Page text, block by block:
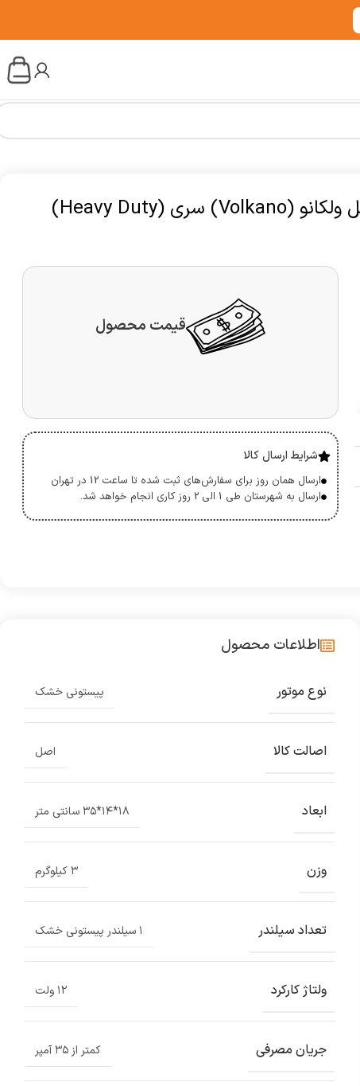
کمپرسور باد 98 لیتر تک سیلندر قابل حمل ولکانو (Volkano) سری (Heavy Duty)
قیمت محصول
شرایط ارسال کالا
ارسال همان روز برای سفارش‌های ثبت شده تا ساعت 12 در تهران
ارسال به شهرستان طی 1 الی 2 روز کاری انجام خواهد شد.
اطلاعات محصول
نوع موتور پیستونی خشک
اصالت کالا اصل
ابعاد ۱۸*۱۴*۳۵ سانتی متر
وزن ۳ کیلوگرم
تعداد سیلندر ۱ سیلندر پیستونی خشک
ولتاژ کارکرد ۱۲ ولت
جریان مصرفی کمتر از ۳۵ آمپر